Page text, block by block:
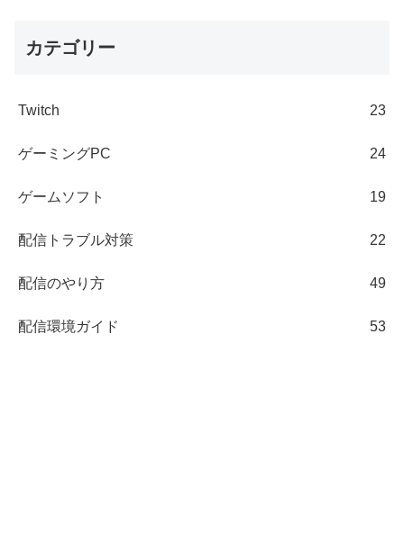
カテゴリー
Twitch 23
ゲーミングPC 24
ゲームソフト 19
配信トラブル対策 22
配信のやり方 49
配信環境ガイド 53